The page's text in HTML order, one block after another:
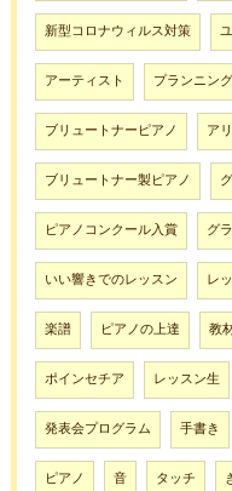
新型コロナウィルス対策
アーティスト プランニング
ブリュートナーピアノ ア
ブリュートナー製ピアノ
ピアノコンクール入賞 グ
いい響きでのレッスン レ
楽譜 ピアノの上達 教
ポインセチア レッスン生
発表会プログラム 手書き
ピアノ 音 タッチ